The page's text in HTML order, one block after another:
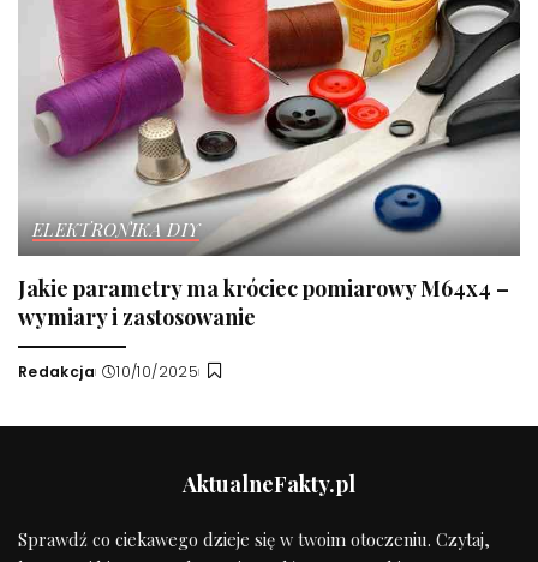
ELEKTRONIKA DIY
Jakie parametry ma króciec pomiarowy M64x4 –
wymiary i zastosowanie
Wysłany
Redakcja 10/10/2025
AktualneFakty.pl
Sprawdź co ciekawego dzieje się w twoim otoczeniu. Czytaj,